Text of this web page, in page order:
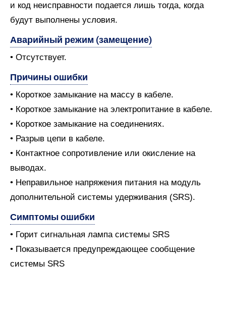
и код неисправности подается лишь тогда, когда
будут выполнены условия.
Аварийный режим (замещение)
• Отсутствует.
Причины ошибки
• Короткое замыкание на массу в кабеле.
• Короткое замыкание на электропитание в кабеле.
• Короткое замыкание на соединениях.
• Разрыв цепи в кабеле.
• Контактное сопротивление или окисление на
выводах.
• Неправильное напряжения питания на модуль
дополнительной системы удерживания (SRS).
Симптомы ошибки
• Горит сигнальная лампа системы SRS
• Показывается предупреждающее сообщение
системы SRS